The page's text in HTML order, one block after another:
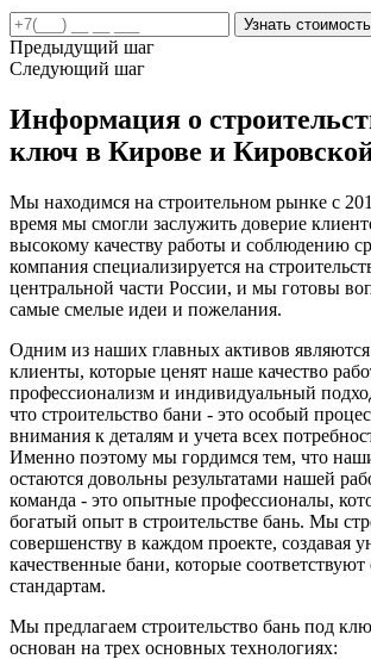
Предыдущий шаг
Следующий шаг
Информация о
ключ в Кирове и
Мы находимся на строительном рынке с
время мы смогли заслужить доверие
высокому качеству работы и соблюдению
компания специализируется на
центральной части России, и мы готовы
самые смелые идеи и пожелания.
Одним из наших главных активов
клиенты, которые ценят наше качество
профессионализм и индивидуальный
что строительство бани - это особый
внимания к деталям и учета всех
Именно поэтому мы гордимся тем, что
остаются довольны результатами нашей
команда - это опытные профессионалы,
богатый опыт в строительстве бань. Мы
совершенству в каждом проекте, создавая
качественные бани, которые
стандартам.
Мы предлагаем строительство бань под
основан на трех основных технологиях: